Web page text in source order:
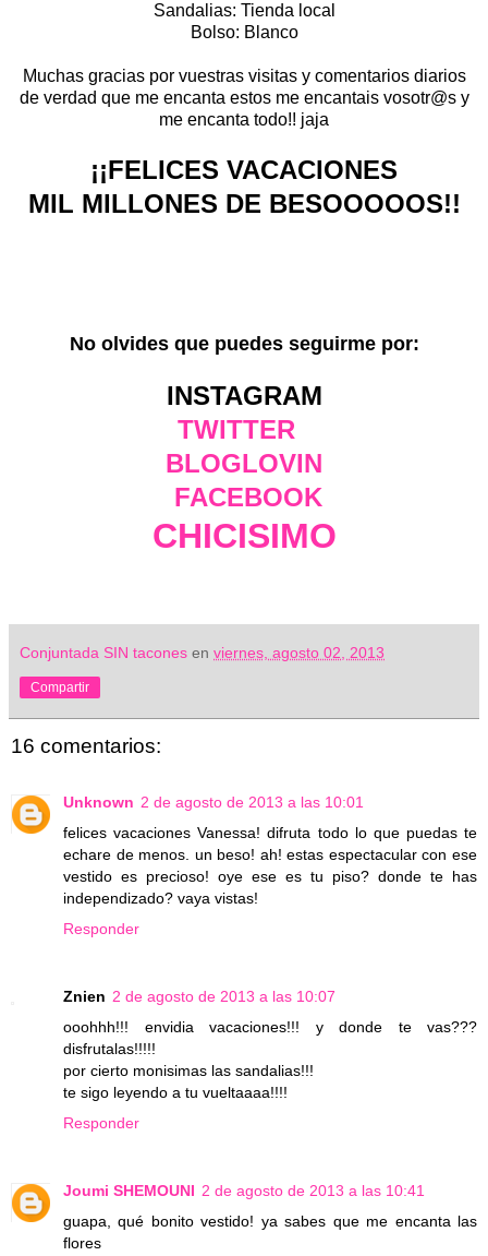
Sandalias: Tienda local
Bolso: Blanco
Muchas gracias por vuestras visitas y comentarios diarios
de verdad que me encanta estos me encantais vosotr@s y
me encanta todo!! jaja
¡¡FELICES VACACIONES
MIL MILLONES DE BESOOOOOS!!
No olvides que puedes seguirme por:
INSTAGRAM
TWITTER
BLOGLOVIN
FACEBOOK
CHICISIMO
Conjuntada SIN tacones en viernes, agosto 02, 2013
Compartir
16 comentarios:
Unknown 2 de agosto de 2013 a las 10:01
felices vacaciones Vanessa! difruta todo lo que puedas te
echare de menos. un beso! ah! estas espectacular con ese
vestido es precioso! oye ese es tu piso? donde te has
independizado? vaya vistas!
Responder
Znien 2 de agosto de 2013 a las 10:07
ooohhh!!! envidia vacaciones!!! y donde te vas???
disfrutalas!!!!!
por cierto monisimas las sandalias!!!
te sigo leyendo a tu vueltaaaa!!!!
Responder
Joumi SHEMOUNI 2 de agosto de 2013 a las 10:41
guapa, qué bonito vestido! ya sabes que me encanta las
flores